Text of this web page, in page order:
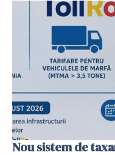
Nou sistem de